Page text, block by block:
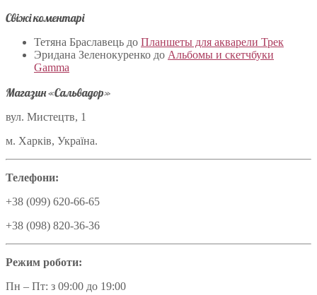
Свіжі коментарі
Тетяна Браславець до Планшеты для акварели Трек
Эридана Зеленокуренко до Альбомы и скетчбуки
Gamma
Магазин «Сальвадор»
вул. Мистецтв, 1
м. Харків, Україна.
Телефони:
+38 (099) 620-66-65
+38 (098) 820-36-36
Режим роботи:
Пн – Пт: з 09:00 до 19:00